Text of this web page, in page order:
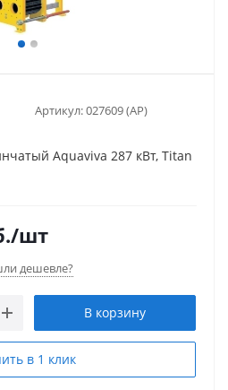
Артикул:027609 (AP)
Aquaviva 287 кВт, Titan
/шт
дешевле?
В корзину
в 1 клик